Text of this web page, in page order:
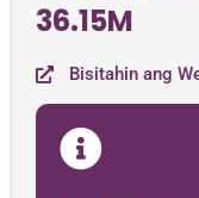
36.15M
Bisitahin ang